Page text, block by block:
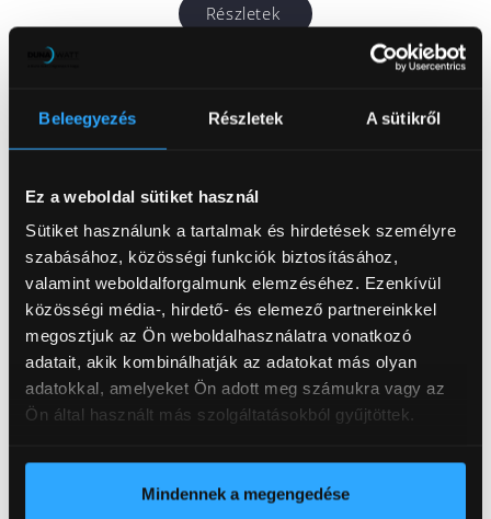
Beleegyezés Részletek A sütikről
Ez a weboldal sütiket használ
Sütiket használunk a tartalmak és hirdetések személyre
szabásához, közösségi funkciók biztosításához,
valamint weboldalforgalmunk elemzéséhez. Ezenkívül
közösségi média-, hirdető- és elemező partnereinkkel
megosztjuk az Ön weboldalhasználatra vonatkozó
adatait, akik kombinálhatják az adatokat más olyan
adatokkal, amelyeket Ön adott meg számukra vagy az
Ön által használt más szolgáltatásokból gyűjtöttek.
Mindennek a megengedése
Részletek